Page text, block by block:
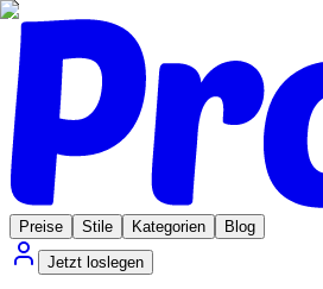
Preise Stile Kategorien
Blog
Jetzt loslegen